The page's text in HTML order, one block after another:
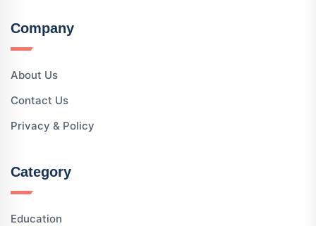
Company
About Us
Contact Us
Privacy & Policy
Category
Education